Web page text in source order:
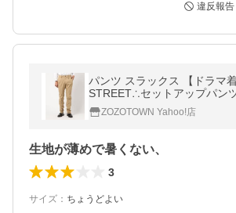
違反報告
パンツ スラックス 【ドラマ
STREET∴セットアップパン
ZOZOTOWN Yahoo!店
生地が薄めで暑くない、
3
サイズ ： ちょうどよい